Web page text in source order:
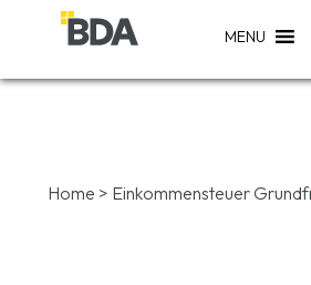
MENU
Home > Einkommensteuer